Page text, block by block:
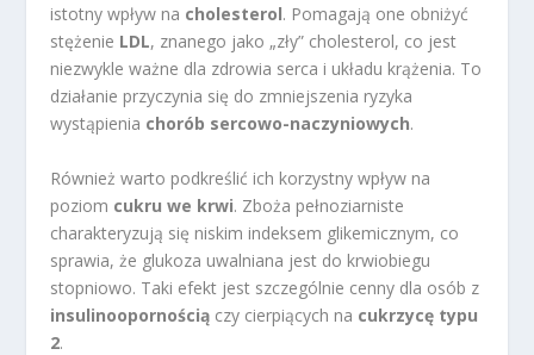
istotny wpływ na cholesterol. Pomagają one obniżyć
stężenie LDL, znanego jako „zły” cholesterol, co jest
niezwykle ważne dla zdrowia serca i układu krążenia. To
działanie przyczynia się do zmniejszenia ryzyka
wystąpienia chorób sercowo-naczyniowych.
Również warto podkreślić ich korzystny wpływ na
poziom cukru we krwi. Zboża pełnoziarniste
charakteryzują się niskim indeksem glikemicznym, co
sprawia, że glukoza uwalniana jest do krwiobiegu
stopniowo. Taki efekt jest szczególnie cenny dla osób z
insulinoopornością czy cierpiących na cukrzycę typu
2.